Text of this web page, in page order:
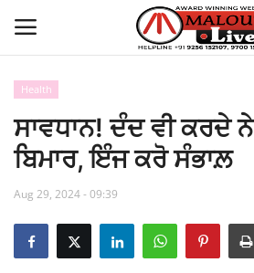
Home
How to Reach Malout
Health
ਸਾਵਧਾਨ! ਦੰਦ ਵੀ ਕਰਦੇ
ਬਿਮਾਰ, ਇੰਜ ਕਰੋ ਸੰਭਾਲ਼
Aug 29, 2024 - 09:39